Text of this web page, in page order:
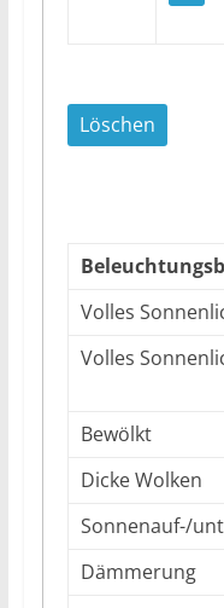
Volles
Volles
Bewölkt
Dicke Wolken
Sonnenauf-/
Dämmerung